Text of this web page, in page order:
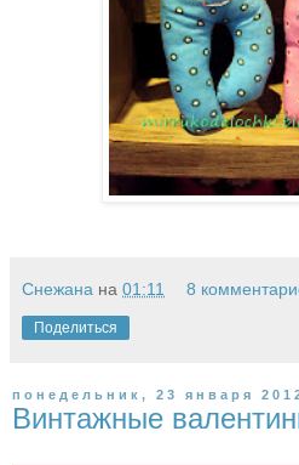
Снежана на 01:11 8
Поделиться
понедельник, 23 января
Винтажные